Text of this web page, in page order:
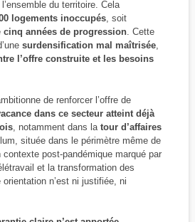
du territoire. Cela
logements inoccupés, soit
cinq années de progression. Cette
surdensification mal maîtrisée,
l’offre construite et les besoins
de renforcer l’offre de
dans ce secteur atteint déjà
, notamment dans la tour d’affaires
située dans le périmètre même de
contexte post-pandémique marqué par
et la transformation des
n’est ni justifiée, ni